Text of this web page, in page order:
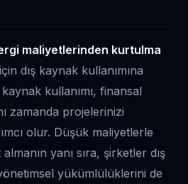
maliyetlerinden kurtulma
dış kaynak kullanımına
kullanımı, finansal
zamanda projelerinizi
olur. Düşük maliyetlerle
yanı sıra, şirketler dış
yükümlülüklerini de